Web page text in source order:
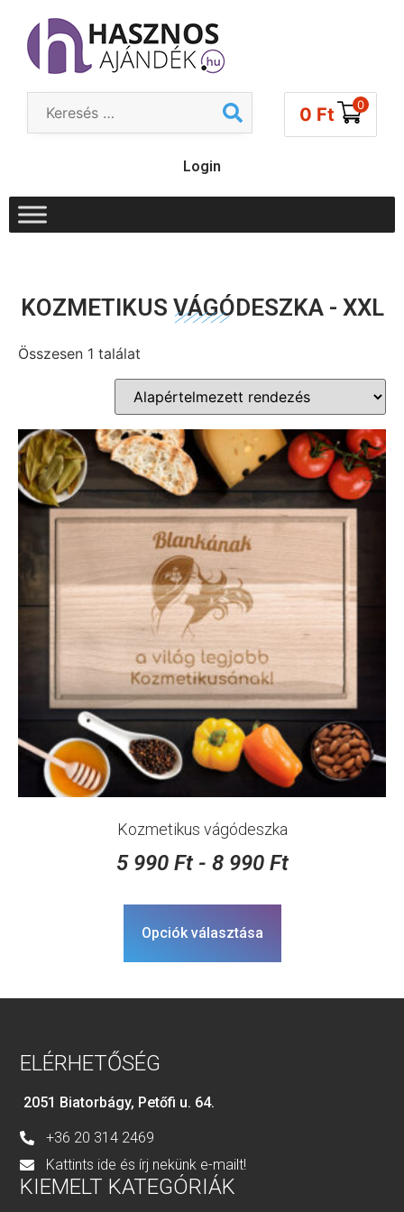
0 Ft 0
Login
KOZMETIKUS VÁGÓDESZKA - XXL
Összesen 1 találat
Kozmetikus vágódeszka
5 990 Ft- 8 990 Ft
Opciók választása
ELÉRHETŐSÉG
2051 Biatorbágy, Petőfi u. 64.
+36 20 314 2469
Kattints ide és írj nekünk e-mailt!
KIEMELT KATEGÓRIÁK